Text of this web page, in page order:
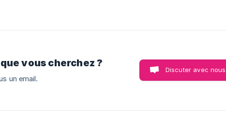
vous cherchez ?
un email.
Discuter avec nous